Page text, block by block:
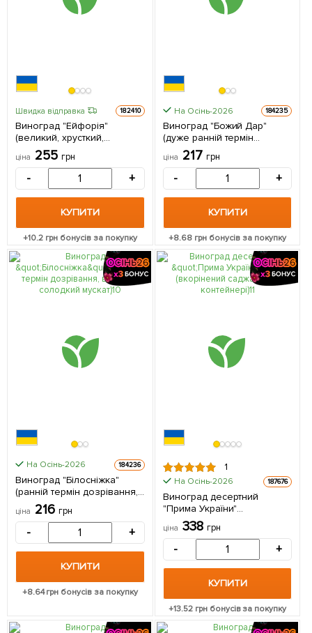
Швидка відправка 182410
Виноград "Ейфорія"
(великий, хрусткий,
солодкий мускат) 1
саджанець в упаковці
ціна 255 грн
- +
КУПИТИ
+10.2 грн бонусів за покупку
На Осінь-2026 184235
Виноград "Божий Дар"
(дуже ранній термін
дозрівання, великі грона
масою до 3000г) 1
саджанець в упаковці
ціна 217 грн
- +
КУПИТИ
+8.68 грн бонусів за покупку
На Осінь-2026 184236
Виноград "Білосніжка"
(ранній термін дозрівання,
великий, солодкий мускат)
1 саджанець в упаковці
ціна 216 грн
- +
КУПИТИ
+8.64грн бонусів за покупку
1
На Осінь-2026 187676
Виноград десертний
"Прима України"
(вкорінений саджанець у
контейнері) 1 саджанець в
ціна 338 грн
- +
КУПИТИ
+13.52грн бонусів за покупку